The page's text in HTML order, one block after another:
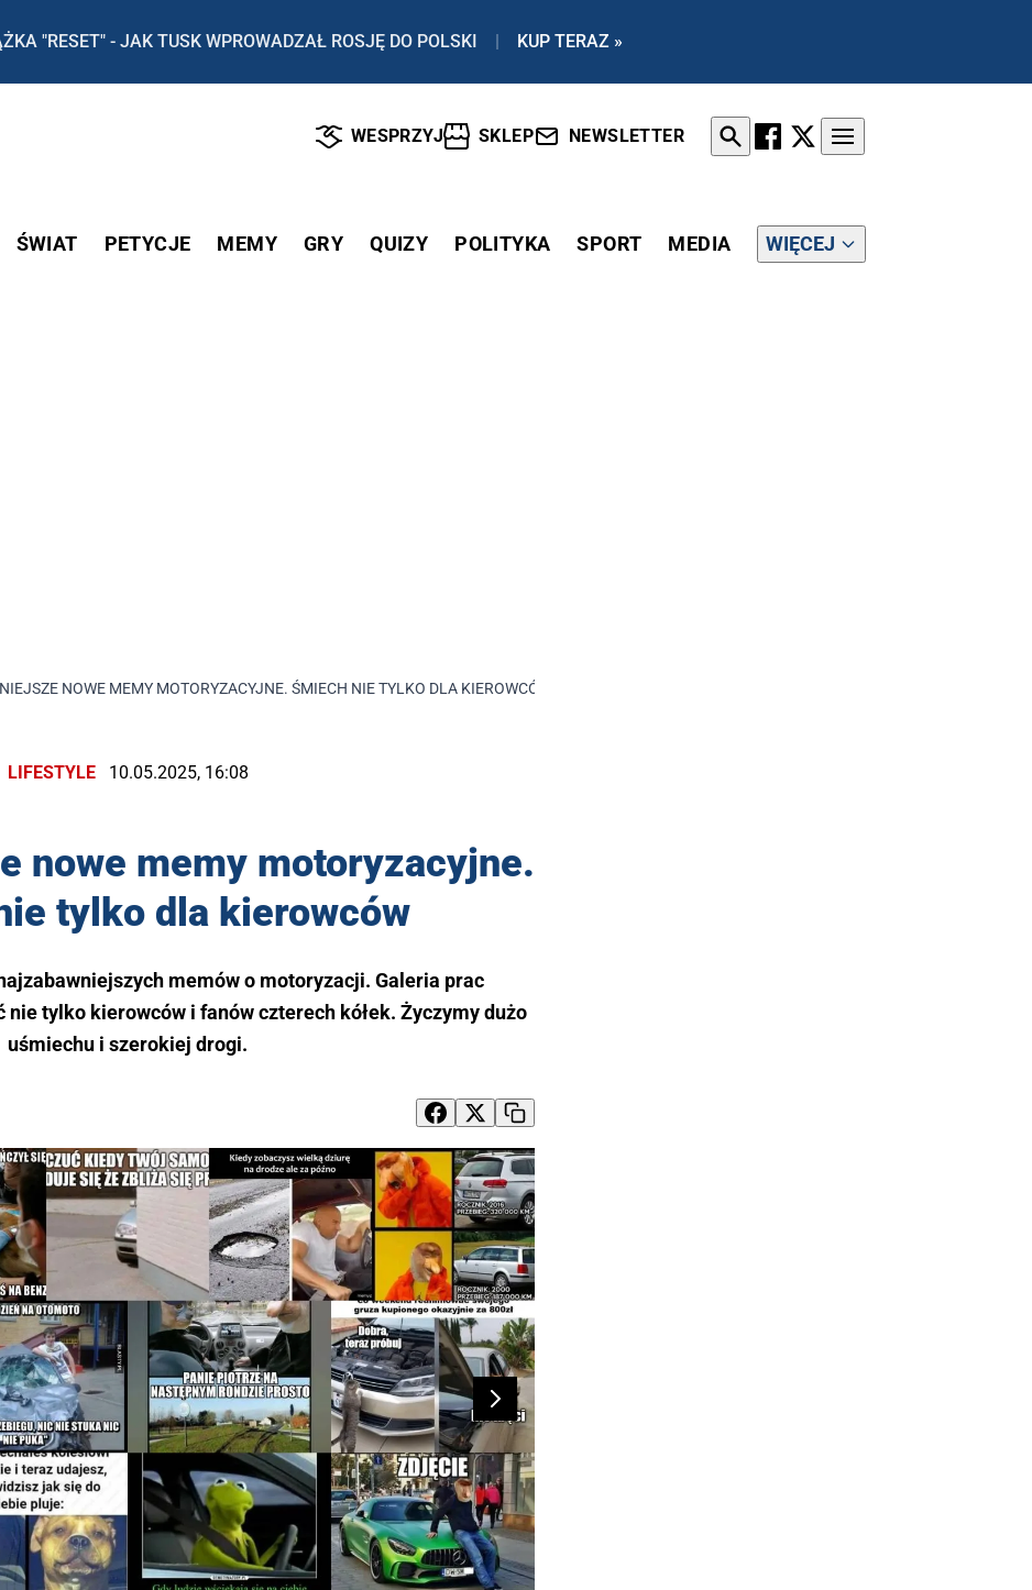
"RESET" - JAK TUSK WPROWADZAŁ ROSJĘ DO POLSKI | KUP TERAZ »
WESPRZYJ SKLEP NEWSLETTER
ŚWIAT PETYCJE MEMY GRY QUIZY POLITYKA SPORT MEDIA WIĘCEJ
NOWE MEMY MOTORYZACYJNE. ŚMIECH NIE TYLKO DLA KIEROWCÓW
LIFESTYLE 10.05.2025, 16:08
nowe memy motoryzacyjne.
tylko dla kierowców
memów o motoryzacji. Galeria prac
tylko kierowców i fanów czterech kółek. Życzymy dużo
uśmiechu i szerokiej drogi.